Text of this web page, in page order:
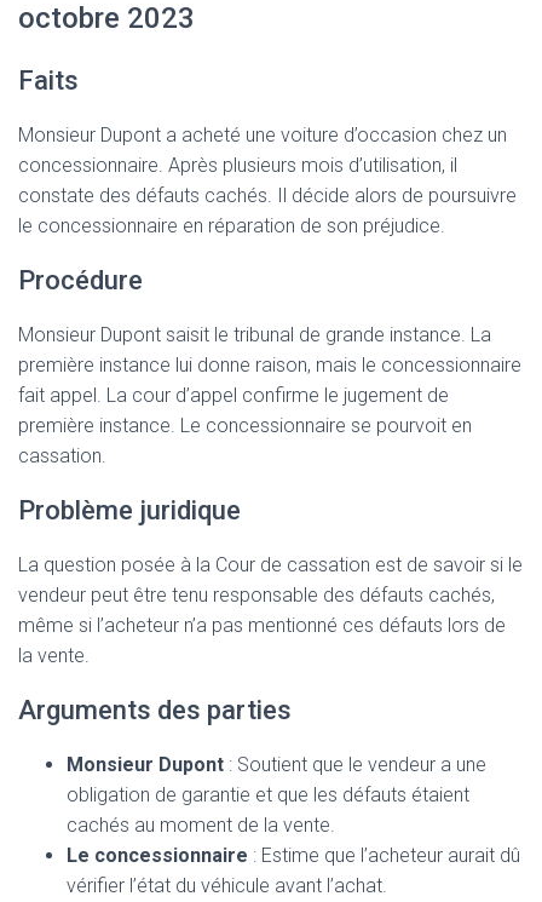
octobre 2023
Faits
Monsieur Dupont a acheté une voiture d’occasion chez un
concessionnaire. Après plusieurs mois d’utilisation, il
constate des défauts cachés. Il décide alors de poursuivre
le concessionnaire en réparation de son préjudice.
Procédure
Monsieur Dupont saisit le tribunal de grande instance. La
première instance lui donne raison, mais le concessionnaire
fait appel. La cour d’appel confirme le jugement de
première instance. Le concessionnaire se pourvoit en
cassation.
Problème juridique
La question posée à la Cour de cassation est de savoir si le
vendeur peut être tenu responsable des défauts cachés,
même si l’acheteur n’a pas mentionné ces défauts lors de
la vente.
Arguments des parties
Monsieur Dupont : Soutient que le vendeur a une
obligation de garantie et que les défauts étaient
cachés au moment de la vente.
Le concessionnaire : Estime que l’acheteur aurait dû
vérifier l’état du véhicule avant l’achat.